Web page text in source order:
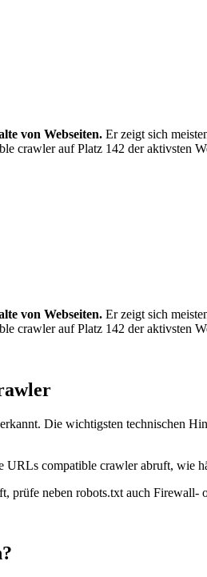
von Webseiten. Er zeigt sich
crawler auf Platz 142 der aktivsten
von Webseiten. Er zeigt sich
crawler auf Platz 142 der aktivsten
Die wichtigsten technischen
compatible crawler abruft, wie
prüfe neben robots.txt auch Firewall-